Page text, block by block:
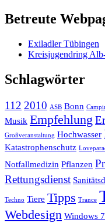
Betreute
Exiladler Tübingen
Kreisjugendring
Schlagwörter
112 2010 ASB Bonn
Musik Empfehlung
Großveranstaltung Hochwasser
Katastrophenschutz
Notfallmedizin Pflanzen
Rettungsdienst
Techno Tiere Tipps Trance
Webdesign Windows 7